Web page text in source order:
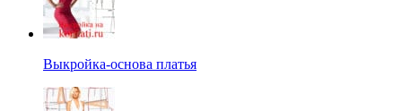
Выкройка-основа платья